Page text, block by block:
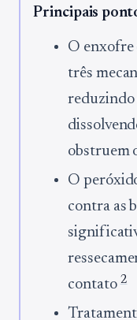
Principais
O enxofre
três
reduzindo
obstruem
O
contra as
contato 2